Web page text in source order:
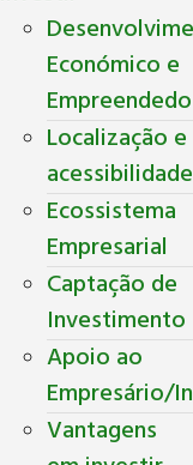
Económico e
Localização e
Ecossistema
Empresarial
Captação de
Investimento
Apoio ao
Empresário/
Vantagens